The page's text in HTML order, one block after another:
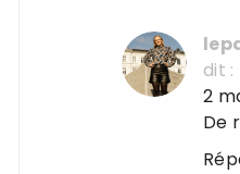
dit :
2
De